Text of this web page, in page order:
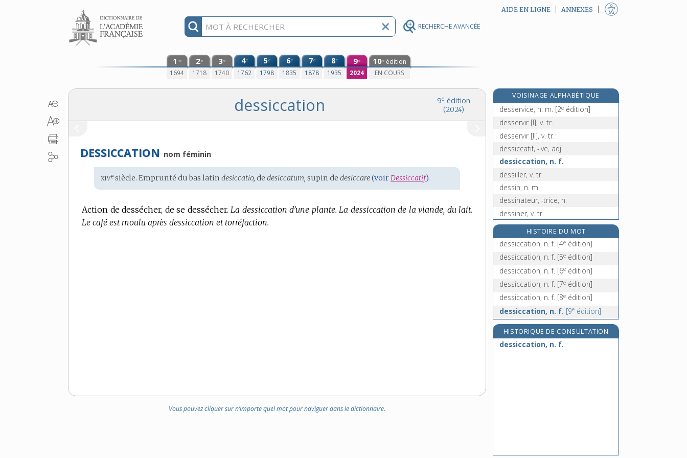
RECHERCHE AVANCÉE
Aller au contenu AIDE EN LIGNE ANNEXES
1 re
1694
2e
1718
3e
1740
4e
1762
5e
1798
6e
1835
7e
1878
8e
1935
9e
2024
10e édition
EN COURS
9e édition
(2024)
dessiccation
DESSICCATION nom féminin
Étymologie
:
xive siècle. Emprunté dubas latin desiccatio, dedesiccatum, supin dedesiccare(voirDessiccatif).
Action de dessécher, de se dessécher. La dessiccation d’une plante. La dessiccation de la viande, du lait.
Le café est moulu après dessiccation et torréfaction.
Vous pouvez cliquer sur n’importe quel mot pour naviguer dans le dictionnaire.
VOISINAGE ALPHABÉTIQUE
desservant, n. m.
desservice, n. m. [2e édition]
desservir [I], v. tr.
desservir [II], v. tr.
dessiccatif, -ive, adj.
dessiccation, n. f.
dessiller, v. tr.
dessin, n. m.
dessinateur, -trice, n.
dessiner, v. tr.
dessoler [I], v. tr.
dessoler [II], v. tr.
dessoucher, v. tr.
HISTOIRE DU MOT
dessiccation, n. f. [4e édition]
dessiccation, n. f. [5e édition]
dessiccation, n. f. [6e édition]
dessiccation, n. f. [7e édition]
dessiccation, n. f. [8e édition]
dessiccation, n. f. [9e édition]
HISTORIQUE DE CONSULTATION
dessiccation, n. f.